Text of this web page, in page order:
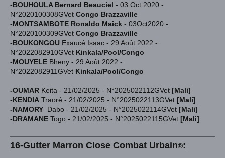
-BOUHOULA Bernard Beauciel - 03 Oct 2020 -
N°2020100308GVet Congo Brazzaville
-MONTSAMBOTE Ronaldo Maick - 03Oct2020 -
N°2020100309GVet Congo Brazzaville
-BOUKONGOU Exaucé Isaac - 29 Août 2022 -
N°2022082910GVet Kinkala/Pool/Congo
-MOUYELE Bheny - 29 Août 2022 -
N°2022082911GVet Kinkala/Pool/Congo
-OUMAR Keita - 21/02/2025 - N°2025022112GVet [Mali]
-KENDIA Traoré - 21/02/2025 - N°2025022113GVet [Mali]
-NAMORY Dabo - 21/02/2025 - N°2025022114GVet [Mali]
-DRAMANE Togo - 21/02/2025 - N°2025022115GVet [Mali]
16-Gutter Marron Close Combat Urbain®: